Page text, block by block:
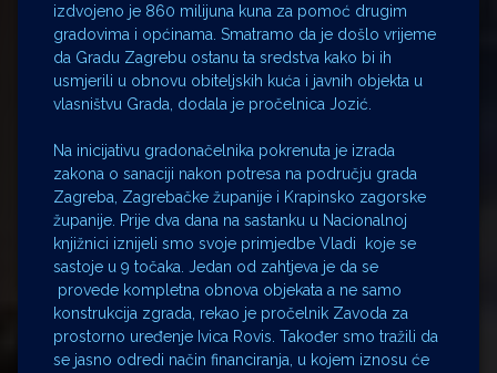
izdvojeno je 860 milijuna kuna za pomoć drugim
gradovima i općinama. Smatramo da je došlo vrijeme
da Gradu Zagrebu ostanu ta sredstva kako bi ih
usmjerili u obnovu obiteljskih kuća i javnih objekta u
vlasništvu Grada, dodala je pročelnica Jozić.
Na inicijativu gradonačelnika pokrenuta je izrada
zakona o sanaciji nakon potresa na području grada
Zagreba, Zagrebačke županije i Krapinsko zagorske
županije. Prije dva dana na sastanku u Nacionalnoj
knjižnici iznijeli smo svoje primjedbe Vladi koje se
sastoje u 9 točaka. Jedan od zahtjeva je da se
provede kompletna obnova objekata a ne samo
konstrukcija zgrada, rekao je pročelnik Zavoda za
prostorno uređenje Ivica Rovis. Također smo tražili da
se jasno odredi način financiranja, u kojem iznosu će